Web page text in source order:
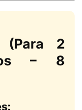
(Para 2
– 8